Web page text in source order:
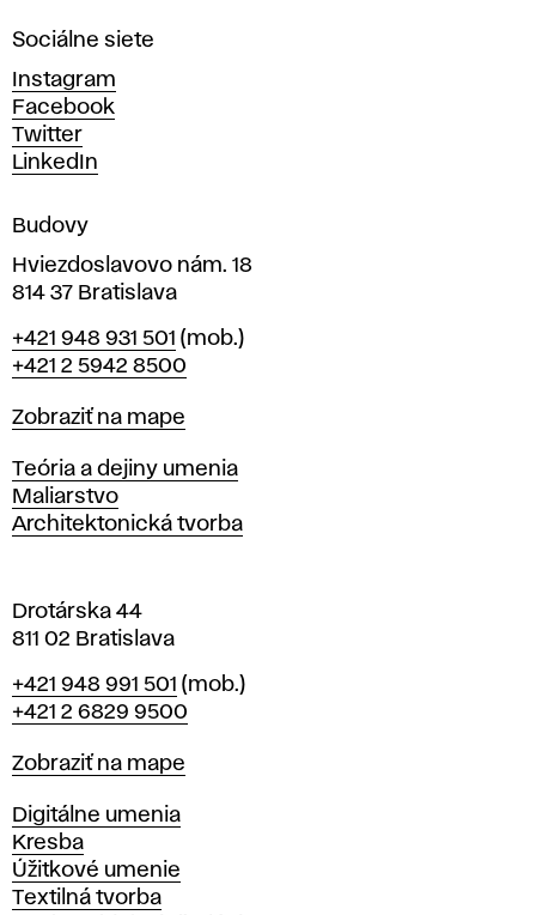
ý
c
h
u
m
e
í
v
r
a
i
s
l
a
v
Sociálne siete
Instagram
Facebook
Twitter
LinkedIn
Budovy
Hviezdoslavovo nám. 18
814 37 Bratislava
Telefón
+421 948 931 501 (mob.)
+421 2 5942 8500
Mapa
Zobraziť na mape
Katedry
Teória a dejiny umenia
Maliarstvo
Architektonická tvorba
Drotárska 44
811 02 Bratislava
Telefón
+421 948 991 501 (mob.)
+421 2 6829 9500
Mapa
Zobraziť na mape
Katedry
Digitálne umenia
Kresba
Úžitkové umenie
Textilná tvorba